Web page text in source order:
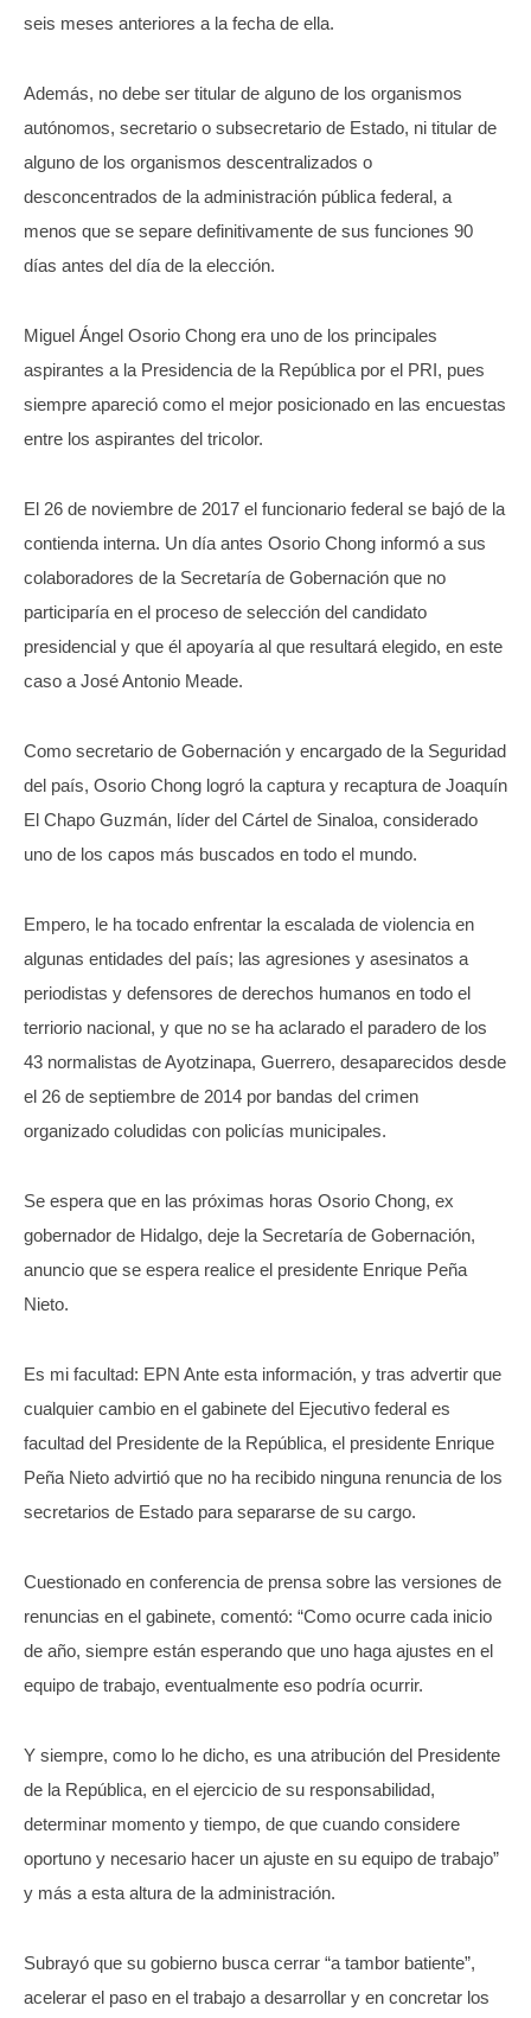
seis meses anteriores a la fecha de ella.
Además, no debe ser titular de alguno de los organismos
autónomos, secretario o subsecretario de Estado, ni titular de
alguno de los organismos descentralizados o
desconcentrados de la administración pública federal, a
menos que se separe definitivamente de sus funciones 90
días antes del día de la elección.
Miguel Ángel Osorio Chong era uno de los principales
aspirantes a la Presidencia de la República por el PRI, pues
siempre apareció como el mejor posicionado en las encuestas
entre los aspirantes del tricolor.
El 26 de noviembre de 2017 el funcionario federal se bajó de la
contienda interna. Un día antes Osorio Chong informó a sus
colaboradores de la Secretaría de Gobernación que no
participaría en el proceso de selección del candidato
presidencial y que él apoyaría al que resultará elegido, en este
caso a José Antonio Meade.
Como secretario de Gobernación y encargado de la Seguridad
del país, Osorio Chong logró la captura y recaptura de Joaquín
El Chapo Guzmán, líder del Cártel de Sinaloa, considerado
uno de los capos más buscados en todo el mundo.
Empero, le ha tocado enfrentar la escalada de violencia en
algunas entidades del país; las agresiones y asesinatos a
periodistas y defensores de derechos humanos en todo el
terriorio nacional, y que no se ha aclarado el paradero de los
43 normalistas de Ayotzinapa, Guerrero, desaparecidos desde
el 26 de septiembre de 2014 por bandas del crimen
organizado coludidas con policías municipales.
Se espera que en las próximas horas Osorio Chong, ex
gobernador de Hidalgo, deje la Secretaría de Gobernación,
anuncio que se espera realice el presidente Enrique Peña
Nieto.
Es mi facultad: EPN Ante esta información, y tras advertir que
cualquier cambio en el gabinete del Ejecutivo federal es
facultad del Presidente de la República, el presidente Enrique
Peña Nieto advirtió que no ha recibido ninguna renuncia de los
secretarios de Estado para separarse de su cargo.
Cuestionado en conferencia de prensa sobre las versiones de
renuncias en el gabinete, comentó: “Como ocurre cada inicio
de año, siempre están esperando que uno haga ajustes en el
equipo de trabajo, eventualmente eso podría ocurrir.
Y siempre, como lo he dicho, es una atribución del Presidente
de la República, en el ejercicio de su responsabilidad,
determinar momento y tiempo, de que cuando considere
oportuno y necesario hacer un ajuste en su equipo de trabajo”
y más a esta altura de la administración.
Subrayó que su gobierno busca cerrar “a tambor batiente”,
acelerar el paso en el trabajo a desarrollar y en concretar los